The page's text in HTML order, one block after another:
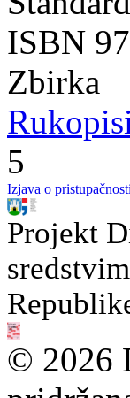
ISBN
Zbirka
5
Izjava o pristupačnosti
Projekt
© 2026